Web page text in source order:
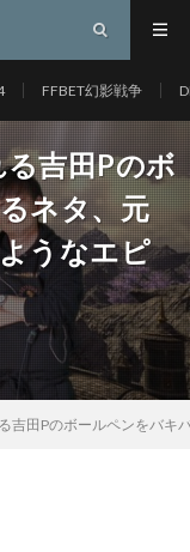
FFBET幻影戦争
る吉田Pのボ
ネタ、元
うなエピ
吉田Pのボールペンをバ